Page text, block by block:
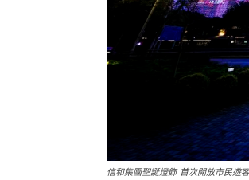
信和集團聖誕燈飾 首次開放市民遊